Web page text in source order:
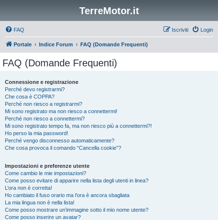
TerreMotor.it
FAQ Login
Iscriviti
Portale Indice Forum FAQ (Domande Frequenti)
FAQ (Domande Frequenti)
Connessione e registrazione
Perché devo registrarmi?
Che cosa è COPPA?
Perché non riesco a registrarmi?
Mi sono registrato ma non riesco a connettermi!
Perché non riesco a connettermi?
Mi sono registrato tempo fa, ma non riesco più a connettermi?!
Ho perso la mia password!
Perché vengo disconnesso automaticamente?
Che cosa provoca il comando “Cancella cookie”?
Impostazioni e preferenze utente
Come cambio le mie impostazioni?
Come posso evitare di apparire nella lista degli utenti in linea?
L’ora non è corretta!
Ho cambiato il fuso orario ma l’ora è ancora sbagliata
La mia lingua non è nella lista!
Come posso mostrare un’immagine sotto il mio nome utente?
Come posso inserire un avatar?